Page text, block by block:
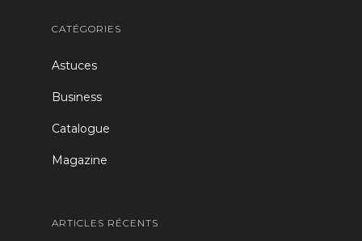
CATÉGORIES
Astuces
Business
Catalogue
Magazine
ARTICLES RÉCENTS